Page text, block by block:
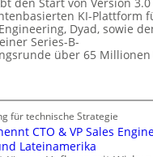
KI-Plattform
Dyad, sowie
Series-B-
über 65 Millionen
für technische Strategie
CTO & VP Sales
Lateinamerika